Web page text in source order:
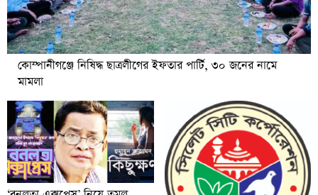
কোম্পানীগঞ্জে নিষিদ্ধ ছাত্রলীগের ইফতার পার্টি, ৩০ জনের নামে
মামলা